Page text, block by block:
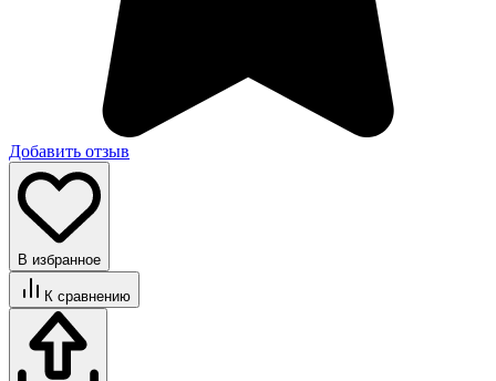
Добавить отзыв
В избранное
К сравнению